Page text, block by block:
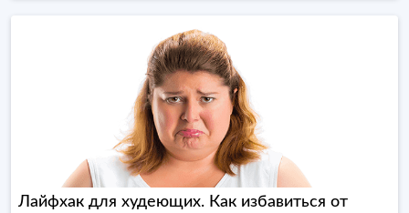
Лайфхак для худеющих. Как избавиться от